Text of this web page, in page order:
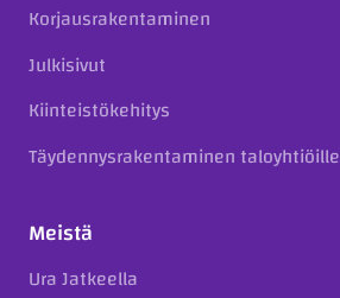
Korjausrakentaminen
Julkisivut
Kiinteistökehitys
Täydennysrakentaminen taloyhtiöille
Meistä
Ura Jatkeella